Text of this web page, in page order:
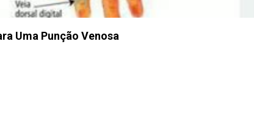
Uma Punção Venosa